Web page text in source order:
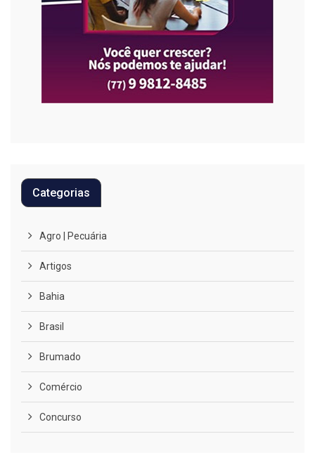
Categorias
Agro | Pecuária
Artigos
Bahia
Brasil
Brumado
Comércio
Concurso